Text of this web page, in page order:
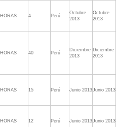
HORAS 4 Perú
Octubre
2013
Octubre
2013
HORAS 40 Perú
Diciembre
2013
Diciembre
2013
HORAS 15 Perú Junio 2013Junio 2013
HORAS 12 Perú Junio 2013Junio 2013